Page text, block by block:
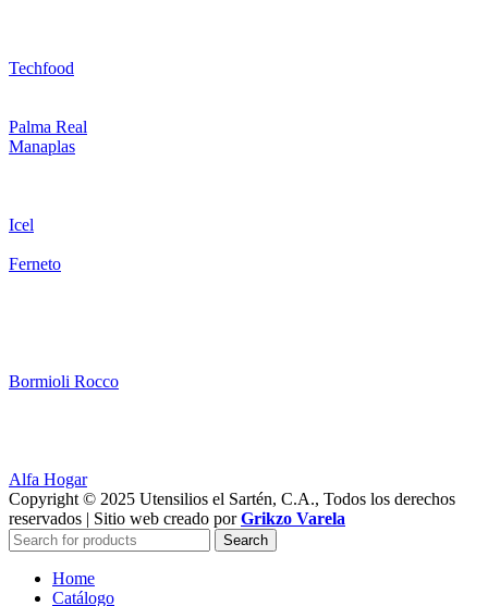
Techfood
Palma Real
Manaplas
Icel
Ferneto
Bormioli Rocco
Alfa Hogar
Copyright © 2025 Utensilios el Sartén, C.A., Todos los derechos
reservados | Sitio web creado porGrikzo Varela
Search
Home
Catálogo